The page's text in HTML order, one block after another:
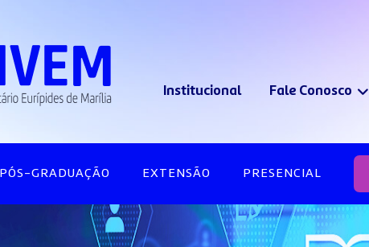
Institucional Fale Conosco
PÓS-GRADUAÇÃO EXTENSÃO PRESENCIAL